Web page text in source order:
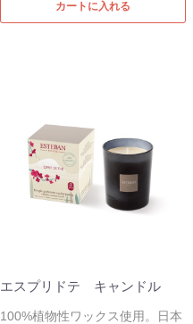
カートに入れる
エスプリドテ キャンドル
100%植物性ワックス使用。日本